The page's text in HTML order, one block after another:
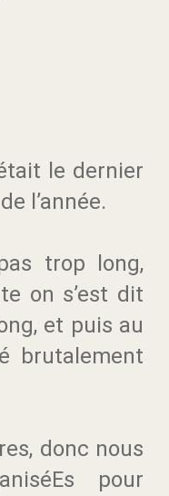
le dernier
l’année.
trop long,
on s’est dit
et puis au
brutalement
donc nous
pour